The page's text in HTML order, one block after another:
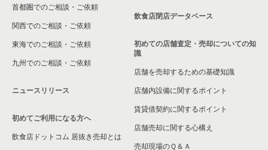
大東市の飲食店の居抜き売却物件の案件一覧
箕面市の飲食店の居抜き売却物件の案件一覧
大阪市淀川区の飲食店の居抜き売却物件の案件一覧
大阪市東成区の飲食店の居抜き売却物件の案件一覧
大阪市城東区の飲食店の居抜き売却物件の案件一覧
大阪市旭区の飲食店の居抜き売却物件の案件一覧
首都圏でのご相談・ご依頼
関西でのご相談・ご依頼
東海でのご相談・ご依頼
九州でのご相談・ご依頼
ニュースリリース
初めてご利用になる方へ
飲食店ドットコム 居抜き売却とは
飲食店閉店データベース
初めての店舗査定・売却についての知
識
店舗を売却するための基礎知識
店舗内設備に関するポイント
賃貸借契約に関するポイント
店舗売却に関する心構え
売却現場のＱ＆Ａ